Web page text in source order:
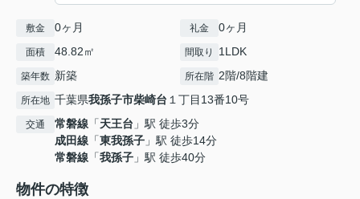
敷金 0ヶ月 礼金 0ヶ月
面積 48.82㎡ 間取り 1LDK
築年数 新築 所在階 2階/8階建
所在地 千葉県我孫子市柴崎台 １丁目13番10号
交通 常磐線 「天王台 」駅 徒歩3分
成田線 「東我孫子 」駅 徒歩14分
常磐線 「我孫子 」駅 徒歩40分
物件の特徴